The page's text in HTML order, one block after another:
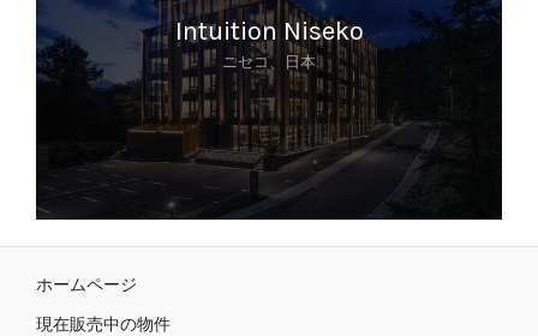
English
日本語
Intuition Niseko
ニセコ、日本
ホームページ
現在販売中の物件